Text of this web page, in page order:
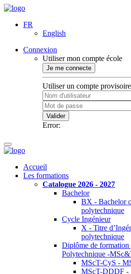
FR
English
Connexion
Utiliser mon compte école
Je me connecte
Utiliser un compte provisoire
Valider
Error:
Accueil
Les formations
Catalogue 2026 - 2027
Bachelor
BX - Bachelor
polytechnique
Cycle Ingénieur
X - Titre
polytechnique
Diplôme de formation
Polytechnique -
MScT-CyS -
MScT-DDDF -